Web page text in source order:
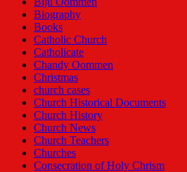
Biography
Books
Catholic Church
Catholicate
Chandy Oommen
Christmas
church cases
Church Historical Documents
Church History
Church News
Church Teachers
Churches
Consecration of Holy Chrism